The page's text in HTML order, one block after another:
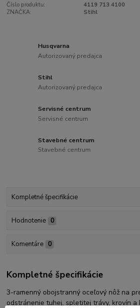
Číslo produktu:
4119 713 4100
ZNAČKA:
Stihl
Husqvarna
Autorizovaný predajca
Stihl
Autorizovaný predajca
Servisné centrum
Servisné centrum
Stavebné centrum
Stavebné centrum
Kompletné špecifikácie
Hodnotenie 0
Komentáre 0
Kompletné špecifikácie
3-ramenný obojstranný oceľový nôž na
odstránenie tuhej, spletitej trávy, krovín a